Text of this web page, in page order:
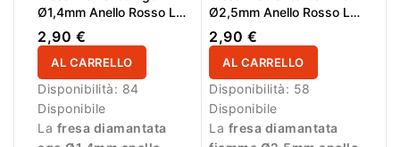
Ø1,4mm Anello Rosso LL
10,0mm
2,90 €
AL CARRELLO
Disponibilità: 84
Disponibile
La fresa diamantata
Ø2,5mm Anello Rosso LL
8,0mm
2,90 €
AL CARRELLO
Disponibilità: 58
Disponibile
La fresa diamantata